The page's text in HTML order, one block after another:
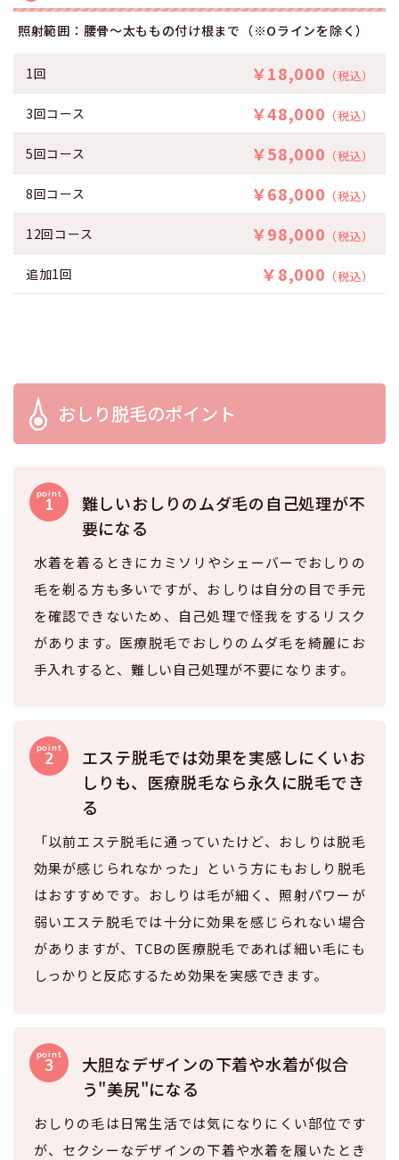
照射範囲：腰骨～太ももの付け根まで（※Oラインを除く）
1回 ￥18,000 （税込）
3回コース ￥48,000 （税込）
5回コース ￥58,000 （税込）
8回コース ￥68,000 （税込）
12回コース ￥98,000 （税込）
追加1回 ￥8,000 （税込）
おしり脱毛のポイント
難しいおしりのムダ毛の自己処理が不
要になる
水着を着るときにカミソリやシェーバーでおしりの
毛を剃る方も多いですが、おしりは自分の目で手元
を確認できないため、自己処理で怪我をするリスク
があります。医療脱毛でおしりのムダ毛を綺麗にお
手入れすると、難しい自己処理が不要になります。
エステ脱毛では効果を実感しにくいお
しりも、医療脱毛なら永久に脱毛でき
る
「以前エステ脱毛に通っていたけど、おしりは脱毛
効果が感じられなかった」という方にもおしり脱毛
はおすすめです。おしりは毛が細く、照射パワーが
弱いエステ脱毛では十分に効果を感じられない場合
がありますが、TCBの医療脱毛であれば細い毛にも
しっかりと反応するため効果を実感できます。
大胆なデザインの下着や水着が似合
う"美尻"になる
おしりの毛は日常生活では気になりにくい部位です
が、セクシーなデザインの下着や水着を履いたとき